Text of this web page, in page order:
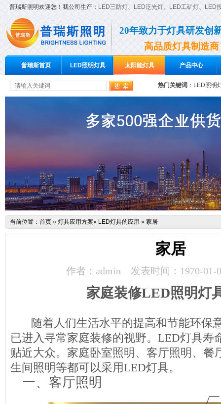
普瑞斯照明欢迎您！我公司生产： LED三防灯、 LED泛光灯、 LED工矿灯、 LED
20年致力于灯具研发创
高品质灯具制造商
普瑞斯首页 LED照明灯具 太阳能灯具 产品中心
热门关键词 ： LED照明
当前位置： 首页 » 灯具应用方案» LED灯具的应用 » 家居
家居
作者：admin 发表时间：1970-01-
家庭装修LED照明灯
随着人们生活水平的提高和节能环保
已进入寻常家庭装修的视野。LED灯具寿
贴近大众。家庭卧室照明、客厅照明、餐
生间照明等都可以采用LED灯具。
一、客厅照明